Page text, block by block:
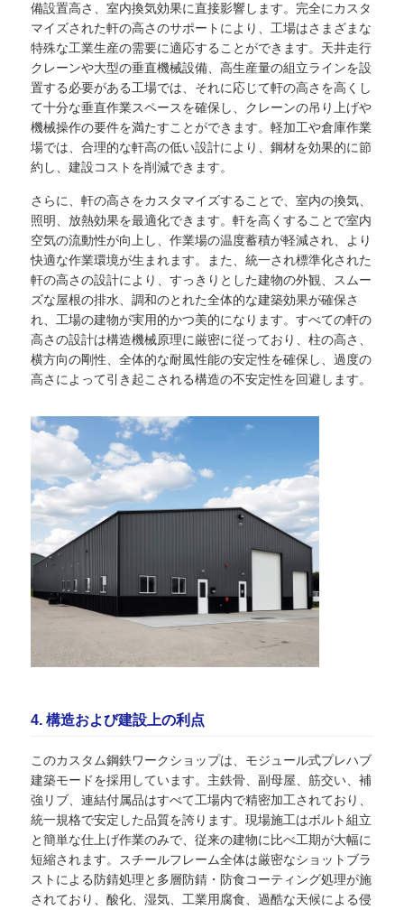
備設置高さ、室内換気効果に直接影響します。完全にカスタ
マイズされた軒の高さのサポートにより、工場はさまざまな
特殊な工業生産の需要に適応することができます。天井走行
クレーンや大型の垂直機械設備、高生産量の組立ラインを設
置する必要がある工場では、それに応じて軒の高さを高くし
て十分な垂直作業スペースを確保し、クレーンの吊り上げや
機械操作の要件を満たすことができます。軽加工や倉庫作業
場では、合理的な軒高の低い設計により、鋼材を効果的に節
約し、建設コストを削減できます。
さらに、軒の高さをカスタマイズすることで、室内の換気、
照明、放熱効果を最適化できます。軒を高くすることで室内
空気の流動性が向上し、作業場の温度蓄積が軽減され、より
快適な作業環境が生まれます。また、統一され標準化された
軒の高さの設計により、すっきりとした建物の外観、スムー
ズな屋根の排水、調和のとれた全体的な建築効果が確保さ
れ、工場の建物が実用的かつ美的になります。すべての軒の
高さの設計は構造機械原理に厳密に従っており、柱の高さ、
横方向の剛性、全体的な耐風性能の安定性を確保し、過度の
高さによって引き起こされる構造の不安定性を回避します。
4. 構造および建設上の利点
このカスタム鋼鉄ワークショップは、モジュール式プレハブ
建築モードを採用しています。主鉄骨、副母屋、筋交い、補
強リブ、連結付属品はすべて工場内で精密加工されており、
統一規格で安定した品質を誇ります。現場施工はボルト組立
と簡単な仕上げ作業のみで、従来の建物に比べ工期が大幅に
短縮されます。スチールフレーム全体は厳密なショットブラ
ストによる防錆処理と多層防錆・防食コーティング処理が施
されており、酸化、湿気、工業用腐食、過酷な天候による侵